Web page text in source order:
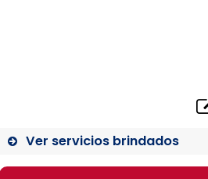
Ver servicios brindados